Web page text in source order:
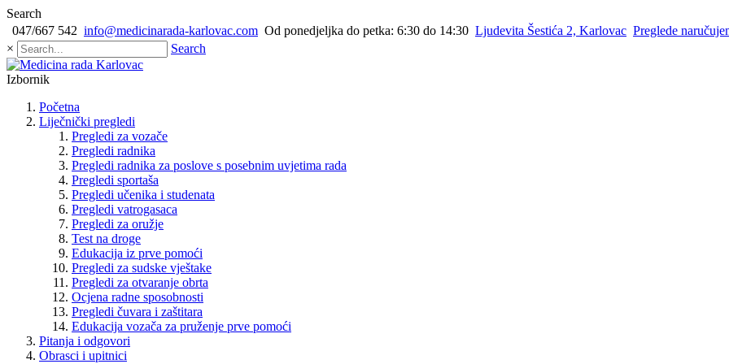
Search
047/667 542 info@medicinarada-karlovac.com Od ponedjeljka do petka: 6:30 do 14:30 Ljudevita Šestića 2, Karlovac Preglede
×
Search
Izbornik
Početna
Liječnički pregledi
Pregledi za vozače
Pregledi radnika
Pregledi radnika za poslove s posebnim uvjetima rada
Pregledi sportaša
Pregledi učenika i studenata
Pregledi vatrogasaca
Pregledi za oružje
Test na droge
Edukacija iz prve pomoći
Pregledi za sudske vještake
Pregledi za otvaranje obrta
Ocjena radne sposobnosti
Pregledi čuvara i zaštitara
Edukacija vozača za pruženje prve pomoći
Pitanja i odgovori
Obrasci i upitnici